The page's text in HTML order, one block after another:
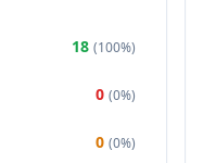
18 (100%)
0 (0%)
0 (0%)